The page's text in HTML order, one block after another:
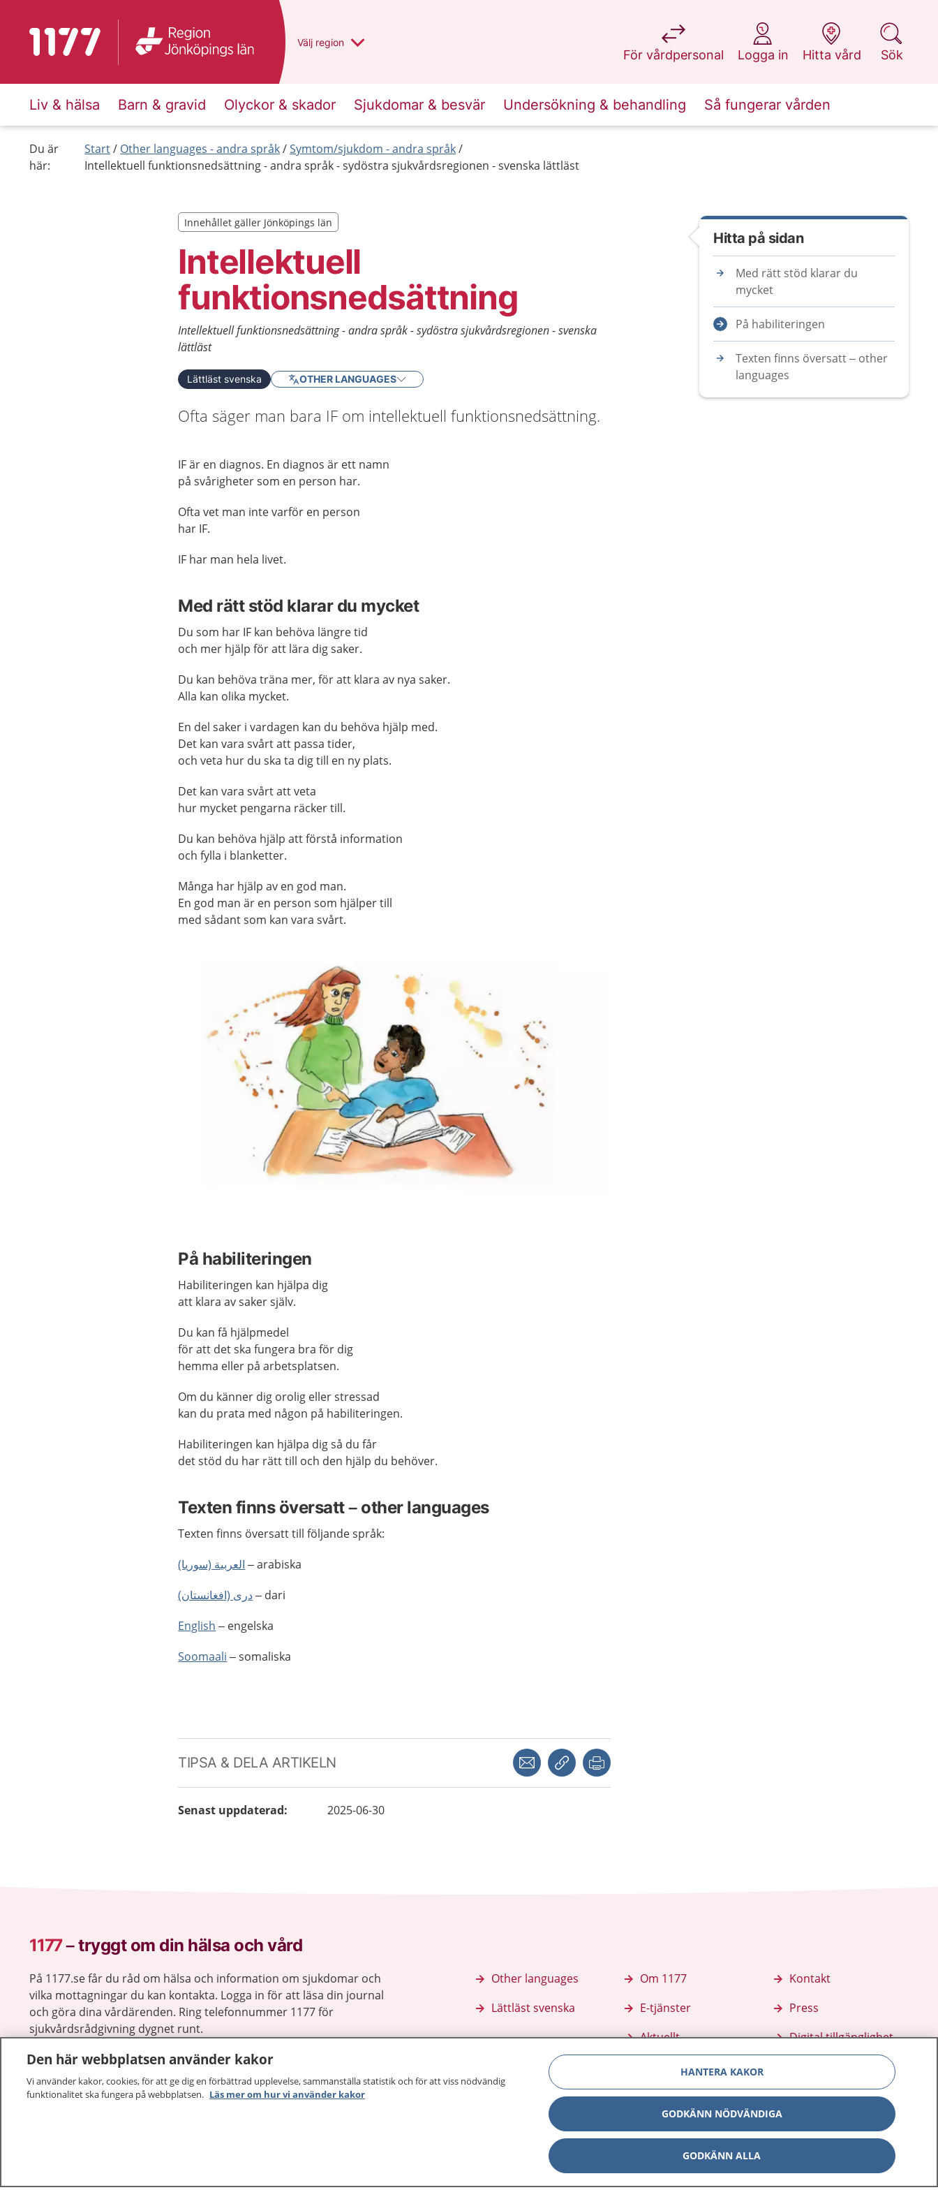
Till startsidan för 1177 Du har valt region
Välj en annan
region
För vårdpersonal
på 1177.se
Logga in
på 1177.se
Hitta vård
på 1177.se
Sök
på 1177.se
Liv & hälsa Barn & gravid Olyckor & skador Sjukdomar & besvär Undersökning & behandling Så fungerar vården
Du är
här:
Start Other languages - andra språk
Symtom/sjukdom - andra språk
Intellektuell funktionsnedsättning - andra språk - sydöstra sjukvårdsregionen - svenska lättläst
Intellektuell
funktionsnedsättning
Intellektuell funktionsnedsättning - andra språk - sydöstra sjukvårdsregionen - svenska
lättläst
Innehållet gäller Jönköpings län
Innehållet gäller Jönköpings län
Lättläst svenska OTHER LANGUAGES
Ofta säger man bara IF om intellektuell funktionsnedsättning.
IF är en diagnos. En diagnos är ett namn
på svårigheter som en person har.
Ofta vet man inte varför en person
har IF.
IF har man hela livet.
Med rätt stöd klarar du mycket
Du som har IF kan behöva längre tid
och mer hjälp för att lära dig saker.
Du kan behöva träna mer, för att klara av nya saker.
Alla kan olika mycket.
En del saker i vardagen kan du behöva hjälp med.
Det kan vara svårt att passa tider,
och veta hur du ska ta dig till en ny plats.
Det kan vara svårt att veta
hur mycket pengarna räcker till.
Du kan behöva hjälp att förstå information
och fylla i blanketter.
Många har hjälp av en god man.
En god man är en person som hjälper till
med sådant som kan vara svårt.
På habiliteringen
Habiliteringen kan hjälpa dig
att klara av saker själv.
Du kan få hjälpmedel
för att det ska fungera bra för dig
hemma eller på arbetsplatsen.
Om du känner dig orolig eller stressad
kan du prata med någon på habiliteringen.
Habiliteringen kan hjälpa dig så du får
det stöd du har rätt till och den hjälp du behöver.
Texten finns översatt – other languages
Texten finns översatt till följande språk:
العربية (سوريا) – arabiska
درى (افغانستان)– dari
English – engelska
Soomaali – somaliska
TIPSA & DELA ARTIKELN Dela via mejlKopiera länk
Senast uppdaterad: 2025-06-30
Hitta på sidan
Med rätt stöd klarar du
mycket
På habiliteringen
Texten finns översatt – other
languages
1177–tryggt om din hälsa och vård
På 1177.se får du råd om hälsa och information om sjukdomar och
vilka mottagningar du kan kontakta. Logga in för att läsa din journal
och göra dina vårdärenden. Ring telefonnummer 1177 för
sjukvårdsrådgivning dygnet runt.
Other languages
Lättläst svenska
Om 1177
E-tjänster
Aktuellt
Kontakt
Press
Digital tillgänglighet
Inställningar för kakor
Den här webbplatsen använder kakor
Vi använder kakor, cookies, för att ge dig en förbättrad upplevelse, sammanställa statistik och för att viss nödvändig
funktionalitet ska fungera på webbplatsen. Läs mer om hur vi använder kakor
HANTERA KAKOR
GODKÄNN NÖDVÄNDIGA
GODKÄNN ALLA